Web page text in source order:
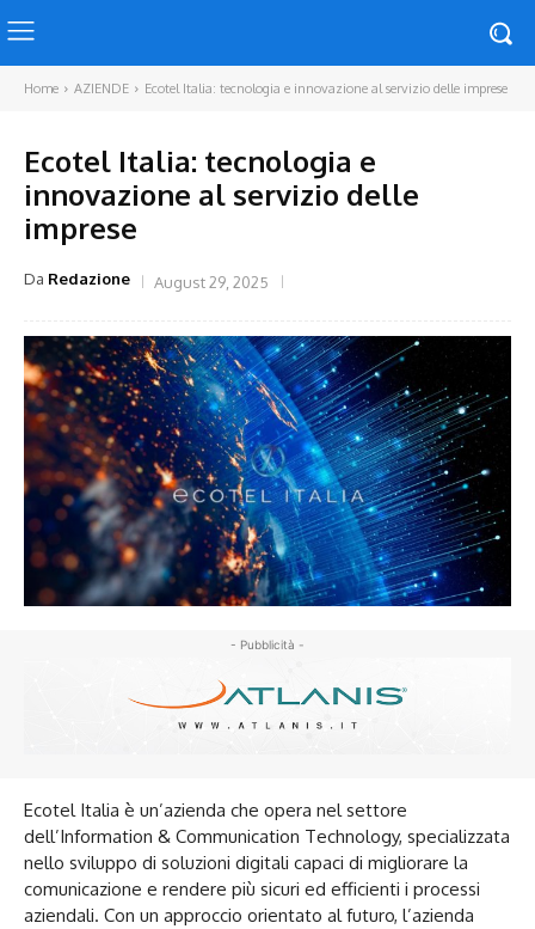
Home AZIENDE Ecotel Italia: tecnologia e innovazione al servizio delle imprese
Ecotel Italia: tecnologia e
innovazione al servizio delle
imprese
Da Redazione August 29, 2025
- Pubblicità -
Ecotel Italia è un’azienda che opera nel settore
dell’Information & Communication Technology, specializzata
nello sviluppo di soluzioni digitali capaci di migliorare la
comunicazione e rendere più sicuri ed efficienti i processi
aziendali. Con un approccio orientato al futuro, l’azienda